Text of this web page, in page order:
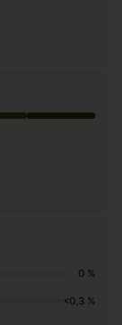
0 %
<0,3 %